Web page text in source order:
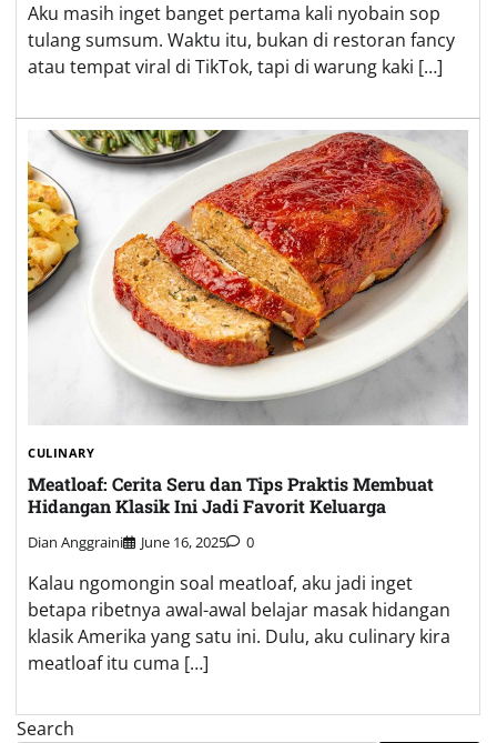
Aku masih inget banget pertama kali nyobain sop
tulang sumsum. Waktu itu, bukan di restoran fancy
atau tempat viral di TikTok, tapi di warung kaki […]
CULINARY
Meatloaf: Cerita Seru dan Tips Praktis Membuat
Hidangan Klasik Ini Jadi Favorit Keluarga
Dian Anggraini June 16, 2025 0
Kalau ngomongin soal meatloaf, aku jadi inget
betapa ribetnya awal-awal belajar masak hidangan
klasik Amerika yang satu ini. Dulu, aku culinary kira
meatloaf itu cuma […]
Search